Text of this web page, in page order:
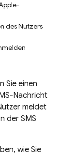
des Nutzers
Sie einen
Nachricht
meldet
der SMS
wie Sie